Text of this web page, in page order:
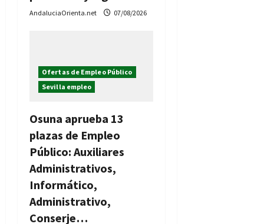
t
d
a
s
AndaluciaOrienta.net 07/08/2026
Ofertas de Empleo Público
Sevilla empleo
Osuna aprueba 13
plazas de Empleo
Público: Auxiliares
Administrativos,
Informático,
Administrativo,
Conserje…